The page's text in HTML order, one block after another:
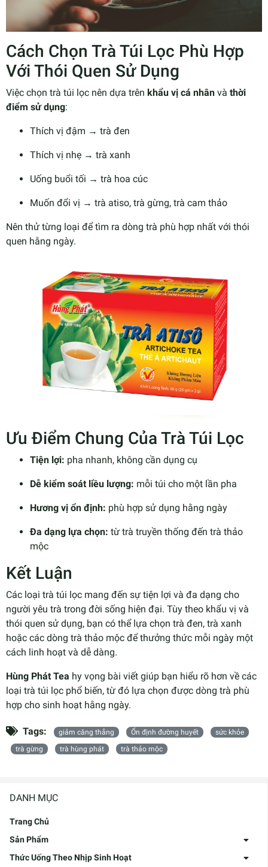
DANH MỤC
Trang Chủ
Sản Phẩm
Thức Uống Theo Nhịp Sinh Hoạt
Cách Chọn Trà Túi Lọc Phù Hợp
Với Thói Quen Sử Dụng
Việc chọn trà túi lọc nên dựa trên khẩu vị cá nhân và thời
điểm sử dụng:
Thích vị đậm → trà đen
Thích vị nhẹ → trà xanh
Uống buổi tối → trà hoa cúc
Muốn đổi vị → trà atiso, trà gừng, trà cam thảo
Nên thử từng loại để tìm ra dòng trà phù hợp nhất với thói
quen hằng ngày.
Ưu Điểm Chung Của Trà Túi Lọc
Tiện lợi: pha nhanh, không cần dụng cụ
Dễ kiểm soát liều lượng: mỗi túi cho một lần pha
Hương vị ổn định: phù hợp sử dụng hằng ngày
Đa dạng lựa chọn: từ trà truyền thống đến trà thảo
mộc
Kết Luận
Các loại trà túi lọc mang đến sự tiện lợi và đa dạng cho
người yêu trà trong đời sống hiện đại. Tùy theo khẩu vị và
thói quen sử dụng, bạn có thể lựa chọn trà đen, trà xanh
hoặc các dòng trà thảo mộc để thưởng thức mỗi ngày một
cách linh hoạt và dễ dàng.
Hùng Phát Tea hy vọng bài viết giúp bạn hiểu rõ hơn về các
loại trà túi lọc phổ biến, từ đó lựa chọn được dòng trà phù
hợp cho sinh hoạt hằng ngày.
Tags: giảm căng thẳng Ổn định đường huyết
sức khỏe
trà gừng
trà hùng phát trà thảo mộc